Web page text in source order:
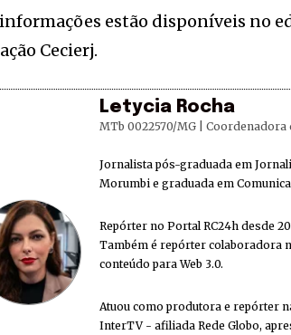
estão disponíveis no
Cecierj.
Letycia Rocha
MTb 0022570/MG | Coordenadora
Jornalista pós-graduada em
Morumbi e graduada em
Repórter no Portal RC24h desde
Também é repórter colaboradora
conteúdo para Web 3.0.
Atuou como produtora e repórter
InterTV - afiliada Rede Globo,